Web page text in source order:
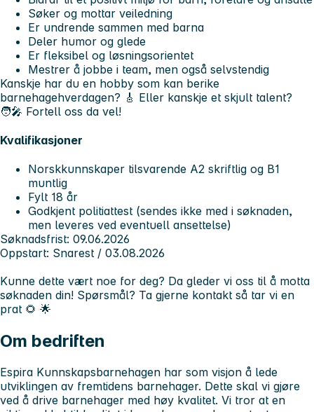
Søker og mottar veiledning
Er undrende sammen med barna
Deler humor og glede
Er fleksibel og løsningsorientet
Mestrer å jobbe i team, men også selvstendig
Kanskje har du en hobby som kan berike
barnehagehverdagen? 🎸 Eller kanskje et skjult talent?
🧑‍🎤 Fortell oss da vel!
Kvalifikasjoner
Norskkunnskaper tilsvarende A2 skriftlig og B1
muntlig
Fylt 18 år
Godkjent politiattest (sendes ikke med i søknaden,
men leveres ved eventuell ansettelse)
Søknadsfrist: 09.06.2026
Oppstart: Snarest / 03.08.2026
Kunne dette vært noe for deg? Da gleder vi oss til å motta
søknaden din! Spørsmål? Ta gjerne kontakt så tar vi en
prat 🌻 🌟
Om bedriften
Espira Kunnskapsbarnehagen har som visjon å lede
utviklingen av fremtidens barnehager. Dette skal vi gjøre
ved å drive barnehager med høy kvalitet. Vi tror at en